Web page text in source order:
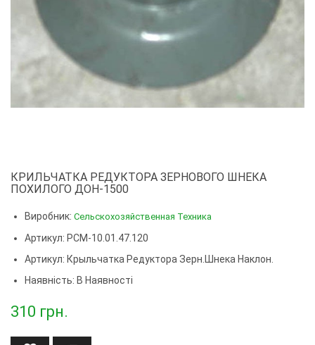
КРИЛЬЧАТКА РЕДУКТОРА ЗЕРНОВОГО ШНЕКА
ПОХИЛОГО ДОН-1500
Виробник: Сельскохозяйственная Техника
Артикул: РСМ-10.01.47.120
Артикул: Крыльчатка Редуктора Зерн.шнека Наклон.
Наявність: В Наявності
310 грн.